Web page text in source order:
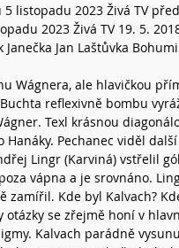
listopadu 2023 Živá TV
2023 Živá TV 19. 5.
Janečka Jan Laštůvka
Wágnera, ale hlavičkou
reflexivně bombu
Texl krásnou
Hanáky. Pechanec viděl
Lingr (Karviná) vstřelil
vápna a je srovnáno.
zamířil. Kde byl Kalvach?
otázky se zřejmě honí v
Kalvach parádně